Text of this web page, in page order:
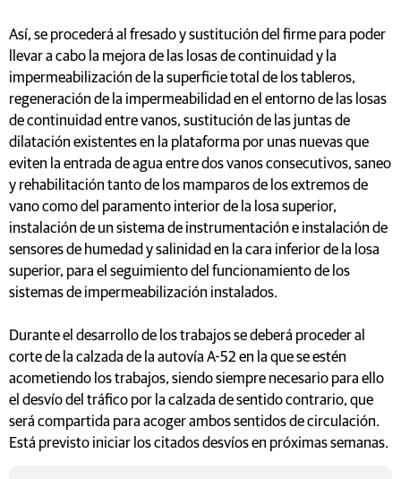
Así, se procederá al fresado y sustitución del firme para poder
llevar a cabo la mejora de las losas de continuidad y la
impermeabilización de la superficie total de los tableros,
regeneración de la impermeabilidad en el entorno de las losas
de continuidad entre vanos, sustitución de las juntas de
dilatación existentes en la plataforma por unas nuevas que
eviten la entrada de agua entre dos vanos consecutivos, saneo
y rehabilitación tanto de los mamparos de los extremos de
vano como del paramento interior de la losa superior,
instalación de un sistema de instrumentación e instalación de
sensores de humedad y salinidad en la cara inferior de la losa
superior, para el seguimiento del funcionamiento de los
sistemas de impermeabilización instalados.
Durante el desarrollo de los trabajos se deberá proceder al
corte de la calzada de la autovía A-52 en la que se estén
acometiendo los trabajos, siendo siempre necesario para ello
el desvío del tráfico por la calzada de sentido contrario, que
será compartida para acoger ambos sentidos de circulación.
Está previsto iniciar los citados desvíos en próximas semanas.